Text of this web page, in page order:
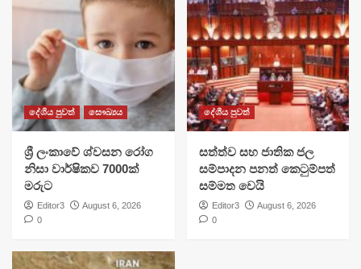
දේශීය පුවත් සෞඛ්‍යය
ශ්‍රී ලංකාවේ ශ්වසන රෝග
නිසා වාර්ෂිකව 7000ක්
මරුට
Editor3
August 6, 2026
0
දේශීය පුවත්
සත්ත්ව සහ ජාතික ජල
සම්පාදන පනත් කෙටුම්පත්
සම්මත වෙයි
Editor3
August 6, 2026
0